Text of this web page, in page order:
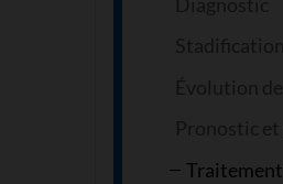
Traitement